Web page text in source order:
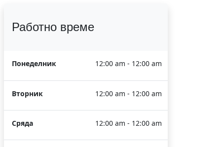
Работно време
Понеделник 12:00 am - 12:00 am
Вторник 12:00 am - 12:00 am
Сряда 12:00 am - 12:00 am